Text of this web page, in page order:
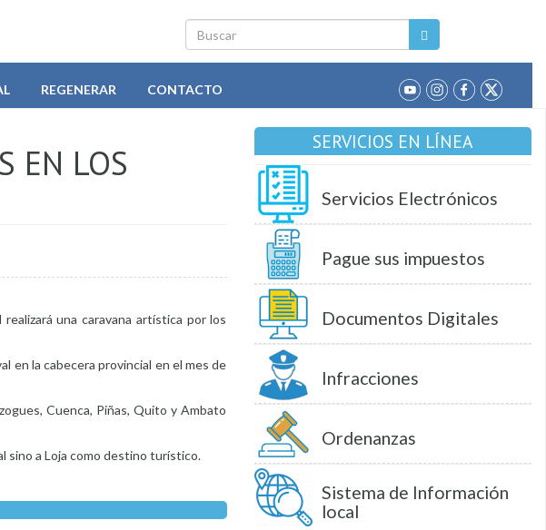
Buscar
REGENERAR CONTACTO
EN LOS
una caravana artística por los
en la cabecera provincial en el mes de
Cuenca, Piñas, Quito y Ambato
sino a Loja como destino turístico.
SERVICIOS EN LÍNEA
Servicios Electrónicos
Pague sus impuestos
Documentos Digitales
Infracciones
Ordenanzas
Sistema de Información
local